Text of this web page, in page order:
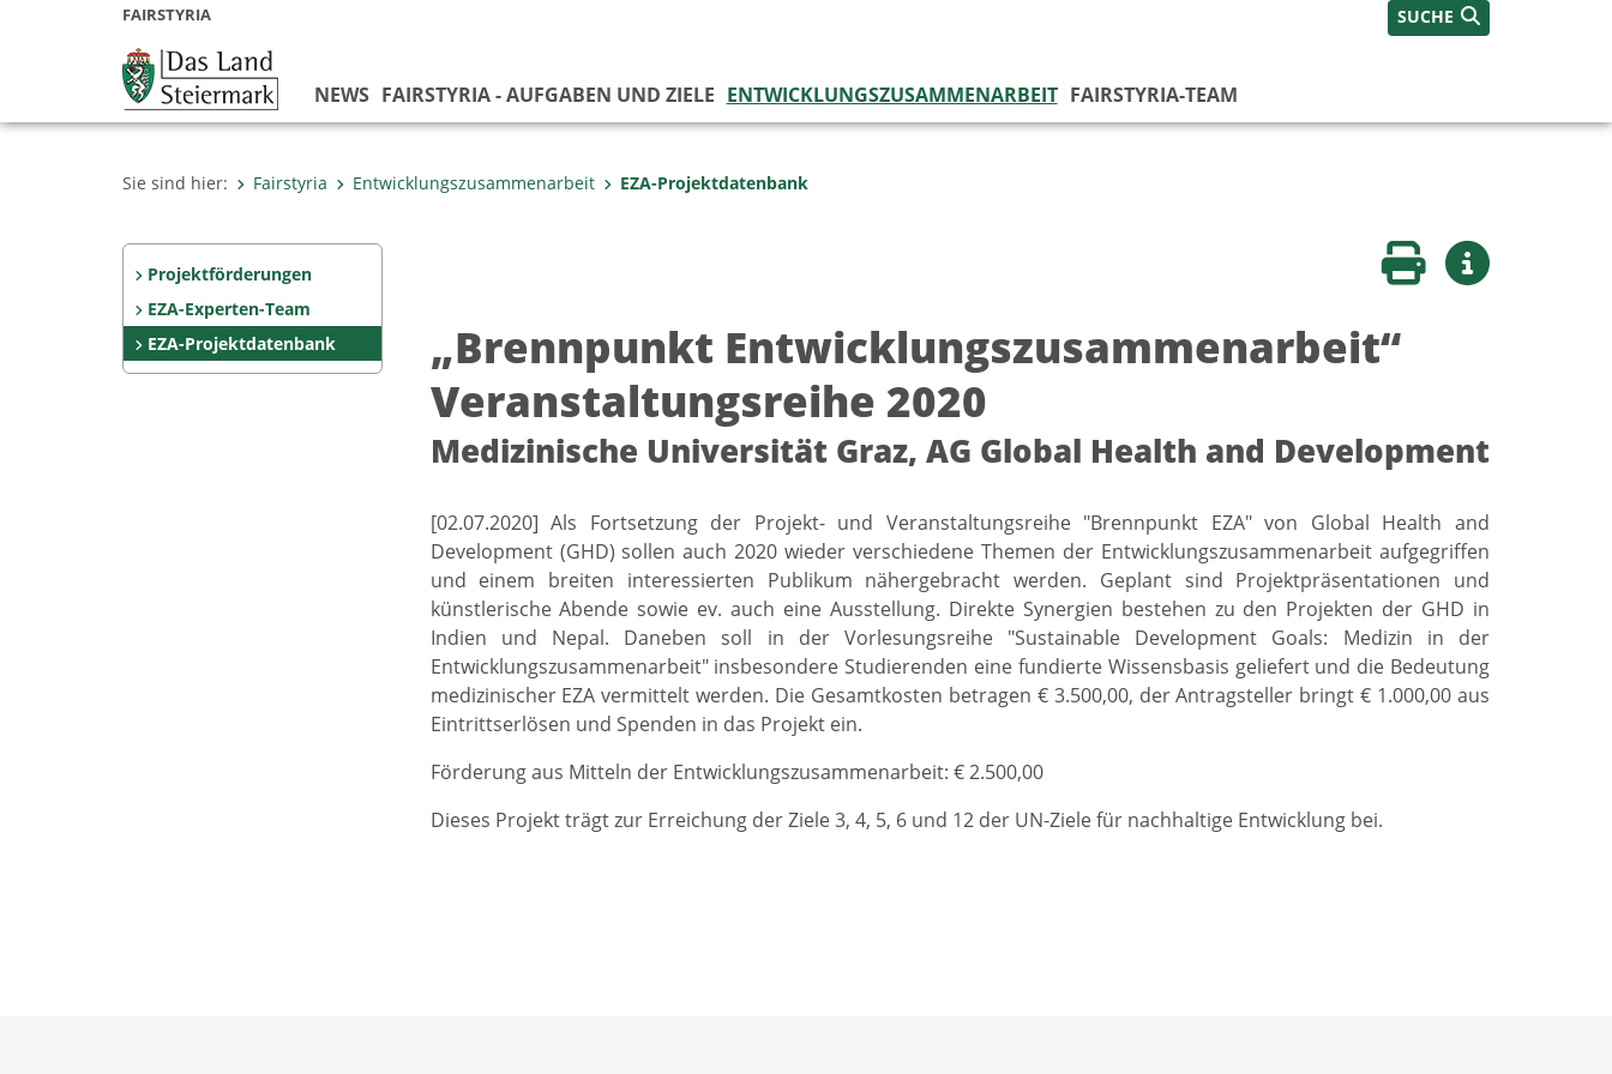
FAIRSTYRIA SUCHE
NEWS FAIRSTYRIA - AUFGABEN UND ZIELE ENTWICKLUNGSZUSAMMENARBEIT FAIRSTYRIA-TEAM
Sie sind hier: Fairstyria Entwicklungszusammenarbeit EZA-Projektdatenbank
Projektförderungen
EZA-Experten-Team
EZA-Projektdatenbank
Seite druckenWeitere Infos
„Brennpunkt Entwicklungszusammenarbeit“
Veranstaltungsreihe 2020
Medizinische Universität Graz, AG Global Health and Development
[02.07.2020] Als Fortsetzung der Projekt- und Veranstaltungsreihe "Brennpunkt EZA" von Global Health and
Development (GHD) sollen auch 2020 wieder verschiedene Themen der Entwicklungszusammenarbeit aufgegriffen
und einem breiten interessierten Publikum nähergebracht werden. Geplant sind Projektpräsentationen und
künstlerische Abende sowie ev. auch eine Ausstellung. Direkte Synergien bestehen zu den Projekten der GHD in
Indien und Nepal. Daneben soll in der Vorlesungsreihe "Sustainable Development Goals: Medizin in der
Entwicklungszusammenarbeit" insbesondere Studierenden eine fundierte Wissensbasis geliefert und die Bedeutung
medizinischer EZA vermittelt werden. Die Gesamtkosten betragen € 3.500,00, der Antragsteller bringt € 1.000,00 aus
Eintrittserlösen und Spenden in das Projekt ein.
Förderung aus Mitteln der Entwicklungszusammenarbeit: € 2.500,00
Dieses Projekt trägt zur Erreichung der Ziele 3, 4, 5, 6 und 12 der UN-Ziele für nachhaltige Entwicklung bei.